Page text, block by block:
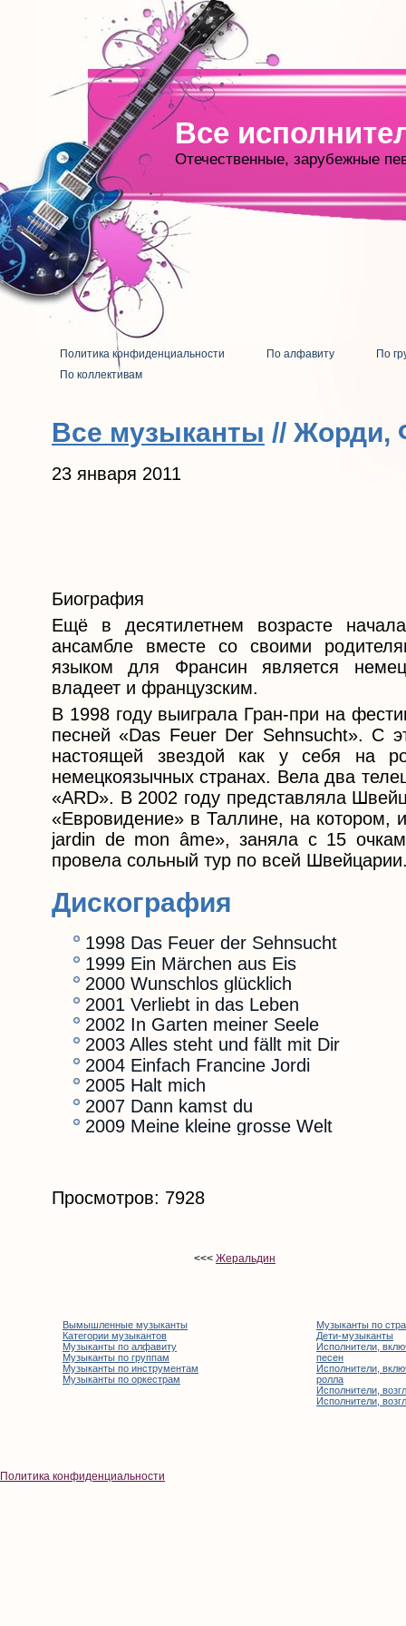
Все
Отечественные, зарубежные
Политика конфиденциальности По алфавиту
По
По коллективам
Все музыканты // Жорди,
23 января 2011
Биография
Ещё в десятилетнем возрасте
ансамбле вместе со своими
языком для Франсин является
владеет и французским.
В 1998 году выиграла Гран-при на
песней «Das Feuer Der Sehnsucht». С
настоящей звездой как у себя на
немецкоязычных странах. Вела два
«ARD». В 2002 году представляла
«Евровидение» в Таллине, на котором,
jardin de mon âme», заняла с 15
провела сольный тур по всей
Дискография
1998 Das Feuer der Sehnsucht
1999 Ein Märchen aus Eis
2000 Wunschlos glücklich
2001 Verliebt in das Leben
2002 In Garten meiner Seele
2003 Alles steht und fällt mit Dir
2004 Einfach Francine Jordi
2005 Halt mich
2007 Dann kamst du
2009 Meine kleine grosse Welt
Просмотров: 7928
<<< Жеральдин
Вымышленные музыканты
Категории музыкантов
Музыканты по алфавиту
Музыканты по группам
Музыканты по инструментам
Музыканты по оркестрам
Музыканты по
Дети-музыканты
Исполнители,
песен
Исполнители,
ролла
Исполнители,
Исполнители,
Политика конфиденциальности